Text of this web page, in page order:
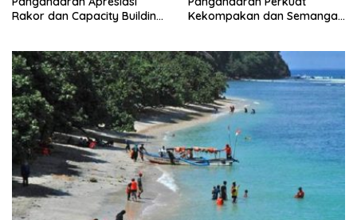
Rakor dan Capacity Building
Antar Lini
Kekompakan dan Semangat